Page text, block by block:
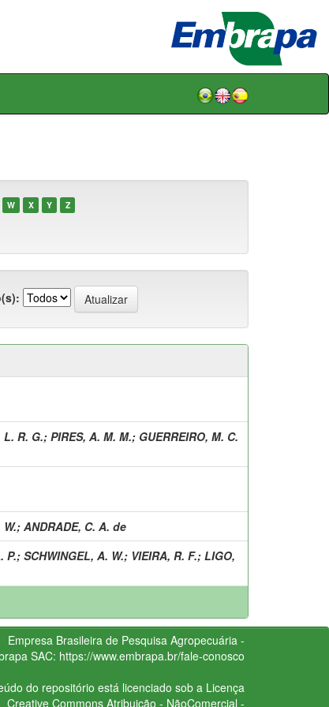
W X Y Z
L. R. G.; PIRES, A. M. M.; GUERREIRO, M. C.
; ANDRADE, C. A. de
P.; SCHWINGEL, A. W.; VIEIRA, R. F.; LIGO,
Empresa Brasileira de Pesquisa Agropecuária -
SAC: https://www.embrapa.br/fale-conosco
do repositório está licenciado sob a Licença
Creative CommonsAtribuição - NãoComercial -